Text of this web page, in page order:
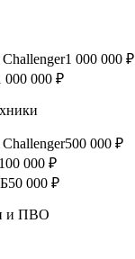
1 000 000 ₽
000 000 ₽
500 000 ₽
100 000 ₽
50 000 ₽
и ПВО